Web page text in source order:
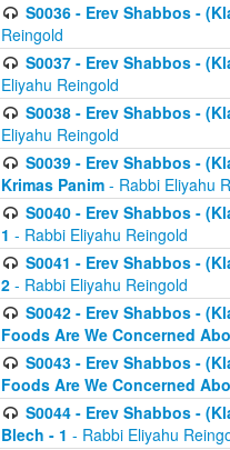
S0036 - Erev Shabbos -
Reingold
S0037 - Erev Shabbos -
Eliyahu Reingold
S0038 - Erev Shabbos -
Eliyahu Reingold
S0039 - Erev Shabbos -
Krimas Panim - Rabbi Eliyahu
S0040 - Erev Shabbos -
1 - Rabbi Eliyahu Reingold
S0041 - Erev Shabbos -
2 - Rabbi Eliyahu Reingold
S0042 - Erev Shabbos -
Foods Are We Concerned
S0043 - Erev Shabbos -
Foods Are We Concerned
S0044 - Erev Shabbos -
Blech - 1 - Rabbi Eliyahu